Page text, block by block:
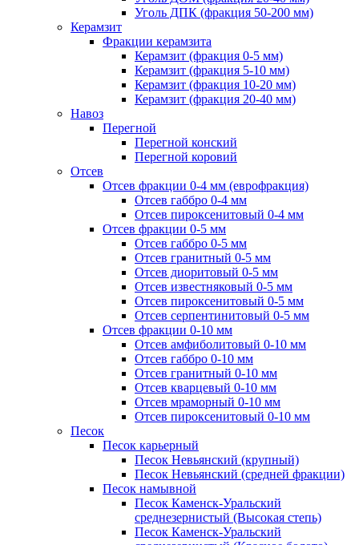
Уголь ДПК (фракция 50-200 мм)
Керамзит
Фракции керамзита
Керамзит (фракция 0-5 мм)
Керамзит (фракция 5-10 мм)
Керамзит (фракция 10-20 мм)
Керамзит (фракция 20-40 мм)
Навоз
Перегной
Перегной конский
Перегной коровий
Отсев
Отсев фракции 0-4 мм (еврофракция)
Отсев габбро 0-4 мм
Отсев пироксенитовый 0-4 мм
Отсев фракции 0-5 мм
Отсев габбро 0-5 мм
Отсев гранитный 0-5 мм
Отсев диоритовый 0-5 мм
Отсев известняковый 0-5 мм
Отсев пироксенитовый 0-5 мм
Отсев серпентинитовый 0-5 мм
Отсев фракции 0-10 мм
Отсев амфиболитовый 0-10 мм
Отсев габбро 0-10 мм
Отсев гранитный 0-10 мм
Отсев кварцевый 0-10 мм
Отсев мраморный 0-10 мм
Отсев пироксенитовый 0-10 мм
Песок
Песок карьерный
Песок Невьянский (крупный)
Песок Невьянский (средней фракции)
Песок намывной
Песок Каменск-Уральский
среднезернистый (Высокая степь)
Песок Каменск-Уральский